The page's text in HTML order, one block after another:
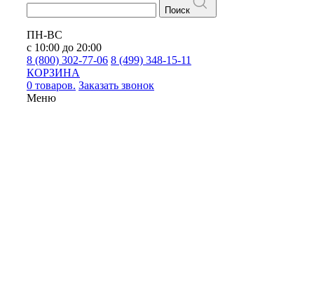
Поиск
ПН-ВС
с 10:00 до 20:00
8 (800) 302-77-06 8 (499) 348-15-11
КОРЗИНА
0 товаров. Заказать звонок
Меню